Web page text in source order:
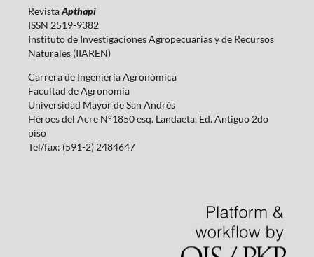
RevistaApthapi
ISSN 2519-9382
Instituto de Investigaciones Agropecuarias y de Recursos
Naturales (IIAREN)
Carrera de Ingeniería Agronómica
Facultad de Agronomía
Universidad Mayor de San Andrés
Héroes del Acre N°1850 esq. Landaeta, Ed. Antiguo 2do
piso
Tel/fax: (591-2) 2484647